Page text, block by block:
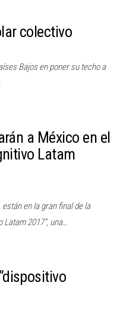
colectivo
Bajos en poner su techo a
a México en el
Latam
en la gran final de la
Latam 2017”, una…